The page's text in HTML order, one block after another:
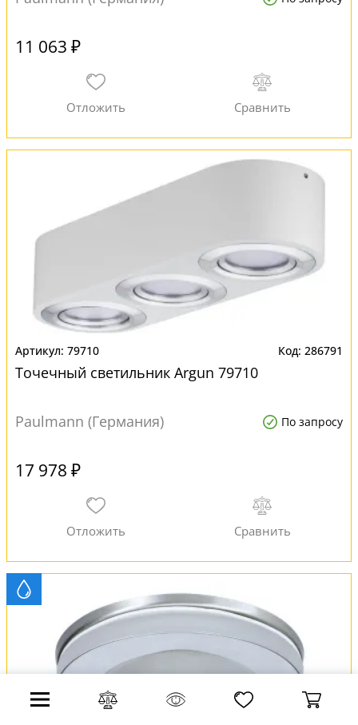
11 063 ₽
79710 286791
Точечный светильник Argun 79710
Paulmann (Германия) По запросу
17 978 ₽